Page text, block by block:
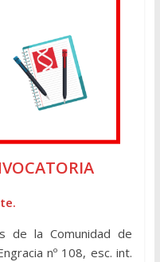
de la Comunidad de
nº 108, esc. int.